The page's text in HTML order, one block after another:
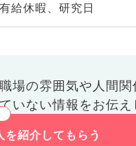
給休暇、研究日
職場の雰囲気や人間関
いない情報をお伝え
を紹介してもらう